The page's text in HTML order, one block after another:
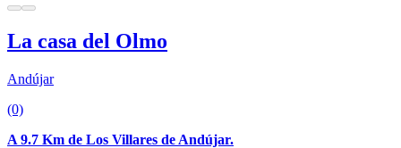
La casa del Olmo
Andújar
(0)
A 9.7 Km de Los Villares de Andújar.